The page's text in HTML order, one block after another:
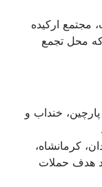
مجتمع ارکیده
محل تجمع
خنداب و
کرمانشاه،
هدف حملات